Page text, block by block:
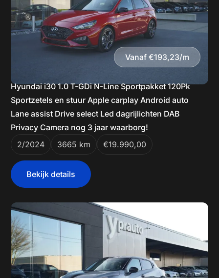
Vanaf €193,23/m
Hyundai i30 1.0 T-GDi N-Line Sportpakket 120Pk
Sportzetels en stuur Apple carplay Android auto
Lane assist Drive select Led dagrijlichten DAB
Privacy Camera nog 3 jaar waarborg!
2/2024
3665 km €19.990,00
Bekijk details